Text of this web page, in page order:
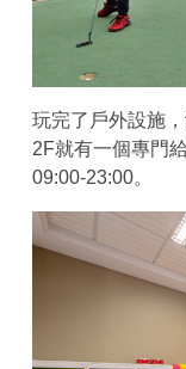
玩完了戶外設施
2F就有一個專門
09:00-23:00。